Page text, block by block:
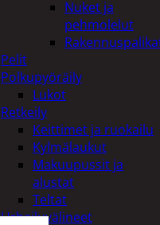
Nuket ja
pehmolelut
Pelit
Polkupyöräily
Lukot
Retkeily
Keittimet ja ruokailu
Kylmälaukut
Makuupussit ja
alustat
Teltat
Urheiluvälineet